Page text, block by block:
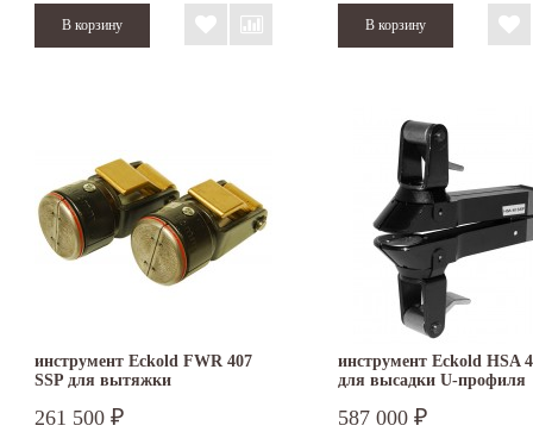
инструмент Eckold FWR 407
SSP для вытяжки
261 500 ₽
инструмент Eckold HSA
для высадки U-профиля
587 000 ₽